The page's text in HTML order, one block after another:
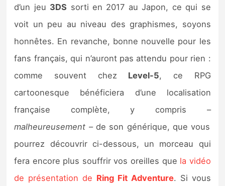
d’un jeu 3DS sorti en 2017 au Japon, ce qui se
voit un peu au niveau des graphismes, soyons
honnêtes. En revanche, bonne nouvelle pour les
fans français, qui n’auront pas attendu pour rien :
comme souvent chez Level-5, ce RPG
cartoonesque bénéficiera d’une localisation
française complète, y compris –
malheureusement – de son générique, que vous
pourrez découvrir ci-dessous, un morceau qui
fera encore plus souffrir vos oreilles que la vidéo
de présentation de Ring Fit Adventure. Si vous